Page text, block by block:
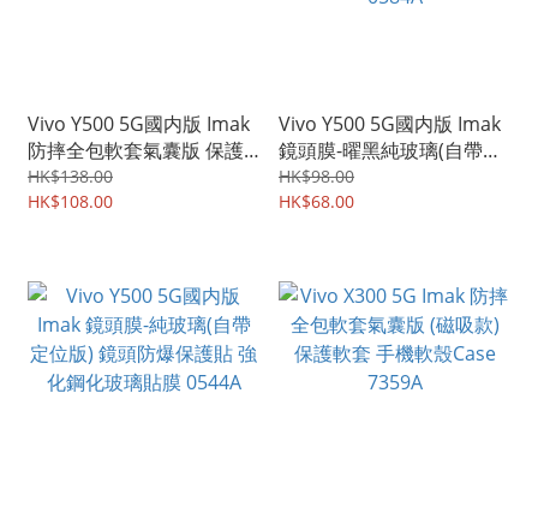
Vivo Y500 5G國内版 Imak
防摔全包軟套氣囊版 保護
軟套 手機軟殼Case 0620A
HK$138.00
HK$108.00
Vivo Y500 5G國内版 Imak
鏡頭膜-曜黑純玻璃(自帶定
位版) 鏡頭防爆保護貼 強化
鋼化玻璃貼膜 0584A
HK$98.00
HK$68.00